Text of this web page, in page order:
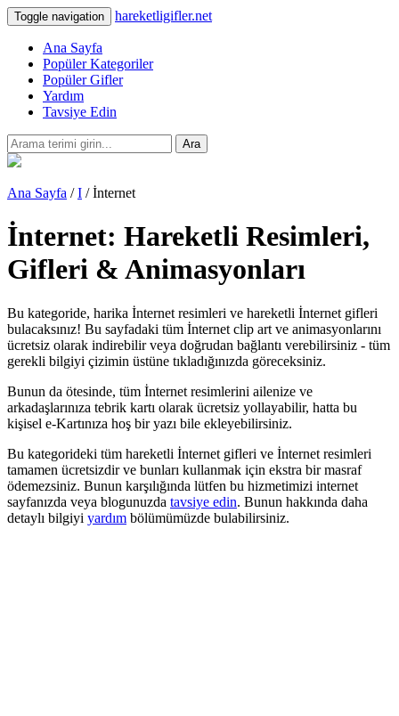
Toggle navigation hareketligifler.net
Ana Sayfa
Popüler Kategoriler
Popüler Gifler
Yardım
Tavsiye Edin
Ara
Ana Sayfa /I / İnternet
İnternet: Hareketli Resimleri,
Gifleri & Animasyonları
Bu kategoride, harika İnternet resimleri ve hareketli İnternet gifleri
bulacaksınız! Bu sayfadaki tüm İnternet clip art ve animasyonlarını
ücretsiz olarak indirebilir veya doğrudan bağlantı verebilirsiniz - tüm
gerekli bilgiyi çizimin üstüne tıkladığınızda göreceksiniz.
Bunun da ötesinde, tüm İnternet resimlerini ailenize ve
arkadaşlarınıza tebrik kartı olarak ücretsiz yollayabilir, hatta bu
kişisel e-Kartınıza hoş bir yazı bile ekleyebilirsiniz.
Bu kategorideki tüm hareketli İnternet gifleri ve İnternet resimleri
tamamen ücretsizdir ve bunları kullanmak için ekstra bir masraf
ödemezsiniz. Bunun karşılığında lütfen bu hizmetimizi internet
sayfanızda veya blogunuzda tavsiye edin. Bunun hakkında daha
detaylı bilgiyi yardım bölümümüzde bulabilirsiniz.